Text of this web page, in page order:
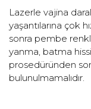
Lazerle vajina
yaşantılarına çok
sonra pembe
yanma, batma
prosedüründen
bulunulmamalıdır.